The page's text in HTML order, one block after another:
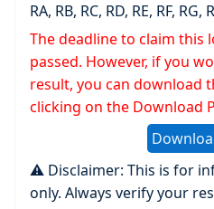
RA, RB, RC, RD, RE, RF, RG,
The deadline to claim this
passed. However, if you
result, you can download
clicking on the Download
⚠️ Disclaimer: This is for
only. Always verify your